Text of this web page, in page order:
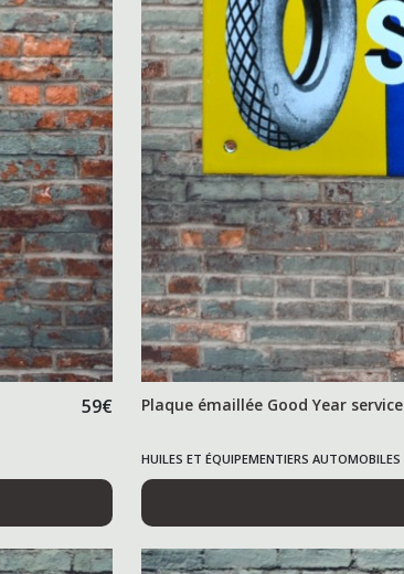
59€ Plaque émaillée Good Year service
HUILES ET ÉQUIPEMENTIERS AUTOMOBILES